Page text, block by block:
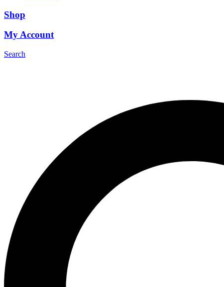
Shop
My Account
Search